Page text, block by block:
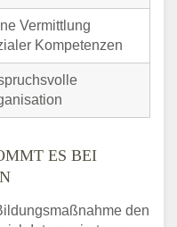
Vermittlung
Kompetenzen
ES BEI
den